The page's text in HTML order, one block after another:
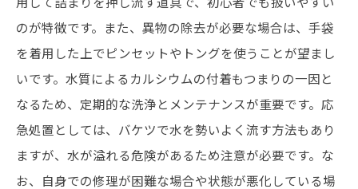
のが特徴です。また、異物の除去が必要な場合は、手袋
を着用した上でピンセットやトングを使うことが望まし
いです。水質によるカルシウムの付着もつまりの一因と
なるため、定期的な洗浄とメンテナンスが重要です。応
急処置としては、バケツで水を勢いよく流す方法もあり
ますが、水が溢れる危険があるため注意が必要です。な
お、自身での修理が困難な場合や状態が悪化している場